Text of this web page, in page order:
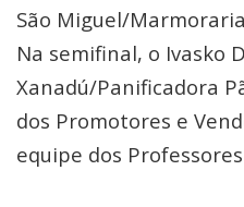
São Miguel/
Na semifinal, o Ivasko
Xanadú/Panificadora
dos Promotores e
equipe dos